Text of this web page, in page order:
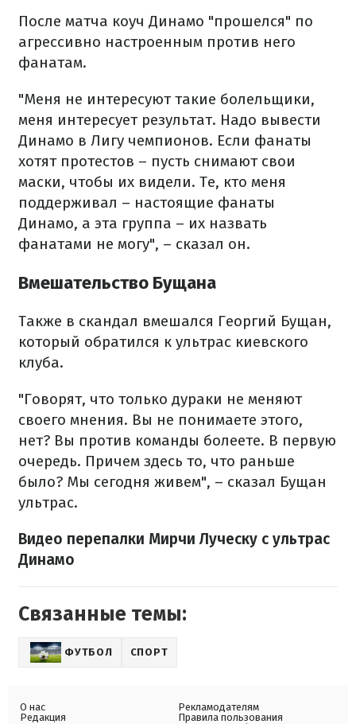
После матча коуч Динамо "прошелся" по
агрессивно настроенным против него
фанатам.
"Меня не интересуют такие болельщики,
меня интересует результат. Надо вывести
Динамо в Лигу чемпионов. Если фанаты
хотят протестов – пусть снимают свои
маски, чтобы их видели. Те, кто меня
поддерживал – настоящие фанаты
Динамо, а эта группа – их назвать
фанатами не могу", – сказал он.
Вмешательство Бущана
Также в скандал вмешался Георгий Бущан,
который обратился к ультрас киевского
клуба.
"Говорят, что только дураки не меняют
своего мнения. Вы не понимаете этого,
нет? Вы против команды болеете. В первую
очередь. Причем здесь то, что раньше
было? Мы сегодня живем", – сказал Бущан
ультрас.
Видео перепалки Мирчи Луческу с ультрас
Динамо
Связанные темы:
ФУТБОЛ СПОРТ
О нас
Редакция
Рекламодателям
Правила пользования